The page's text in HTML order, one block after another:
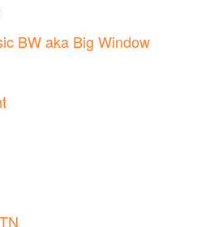
BW aka Big Window